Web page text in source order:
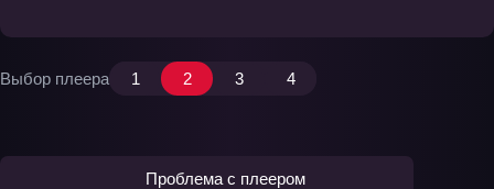
Выбор плеера 1 2 3 4
Проблема с плеером